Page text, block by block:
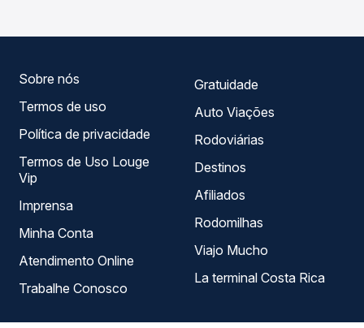
Sobre nós
Termos de uso
Política de privacidade
Termos de Uso Louge
Vip
Imprensa
Minha Conta
Atendimento Online
Trabalhe Conosco
Gratuidade
Auto Viações
Rodoviárias
Destinos
Afiliados
Rodomilhas
Viajo Mucho
La terminal Costa Rica